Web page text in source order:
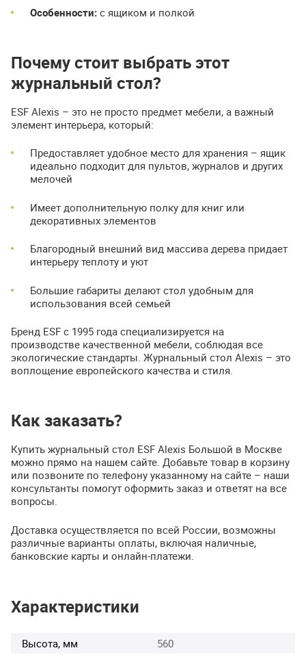
Особенности: с ящиком и полкой
Почему стоит выбрать этот
журнальный стол?
ESF Alexis – это не просто предмет мебели, а важный
элемент интерьера, который:
Предоставляет удобное место для хранения – ящик
идеально подходит для пультов, журналов и других
мелочей
Имеет дополнительную полку для книг или
декоративных элементов
Благородный внешний вид массива дерева придает
интерьеру теплоту и уют
Большие габариты делают стол удобным для
использования всей семьей
Бренд ESF с 1995 года специализируется на
производстве качественной мебели, соблюдая все
экологические стандарты. Журнальный стол Alexis – это
воплощение европейского качества и стиля.
Как заказать?
Купить журнальный стол ESF Alexis Большой в Москве
можно прямо на нашем сайте. Добавьте товар в корзину
или позвоните по телефону указанному на сайте – наши
консультанты помогут оформить заказ и ответят на все
вопросы.
Доставка осуществляется по всей России, возможны
различные варианты оплаты, включая наличные,
банковские карты и онлайн-платежи.
Характеристики
Высота, мм
560